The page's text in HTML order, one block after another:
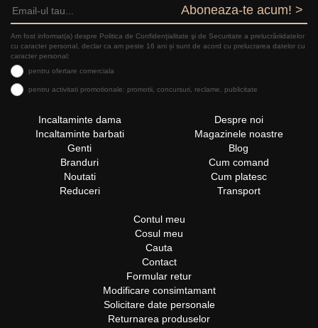
Aboneaza-te acum! >
Am fost informat(a) despre Politica de Confidențialitate şi de Securitate a prelucrăriidatelor
cu caracter personal, declar ca am peste 16 ani și sunt de acord cu prelucrarea datelor cu
caracter personal:
pentru ofertare comerciala
pentru activitati promotionale: promotii, concursuri, reclame, publicitate
Incaltaminte dama
Incaltaminte barbati
Genti
Branduri
Noutati
Reduceri
Despre noi
Magazinele noastre
Blog
Cum comand
Cum platesc
Transport
Contul meu
Cosul meu
Cauta
Contact
Formular retur
Modificare consimtamant
Solicitare date personale
Returnarea produselor